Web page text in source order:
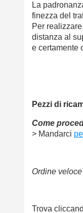
La
finezza del
Per
distanza al
e certamente
Pezzi di
Come
> Mandarci
Ordine
Trova